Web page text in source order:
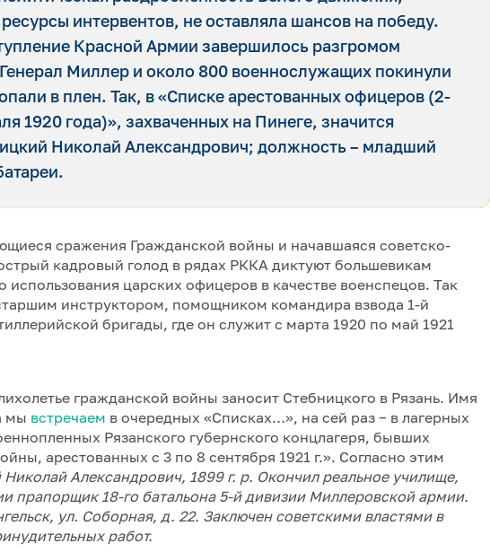
интервентов, не оставляла шансов на победу.
Красной Армии завершилось разгромом
Миллер и около 800 военнослужащих покинули
в плен. Так, в «Списке арестованных офицеров (2-
1920 года)», захваченных на Пинеге, значится
Николай Александрович; должность – младший
сражения Гражданской войны и начавшаяся советско-
кадровый голод в рядах РККА диктуют большевикам
использования царских офицеров в качестве военспецов. Так
инструктором, помощником командира взвода 1-й
бригады, где он служит с марта 1920 по май 1921
гражданской войны заносит Стебницкого в Рязань. Имя
мы встречаем в очередных «Списках…», на сей раз − в лагерных
Рязанского губернского концлагеря, бывших
арестованных с 3 по 8 сентября 1921 г.». Согласно этим
Александрович, 1899 г. р. Окончил реальное училище,
прапорщик 18-го батальона 5-й дивизии Миллеровской армии.
ул. Соборная, д. 22. Заключен советскими властями в
работ.